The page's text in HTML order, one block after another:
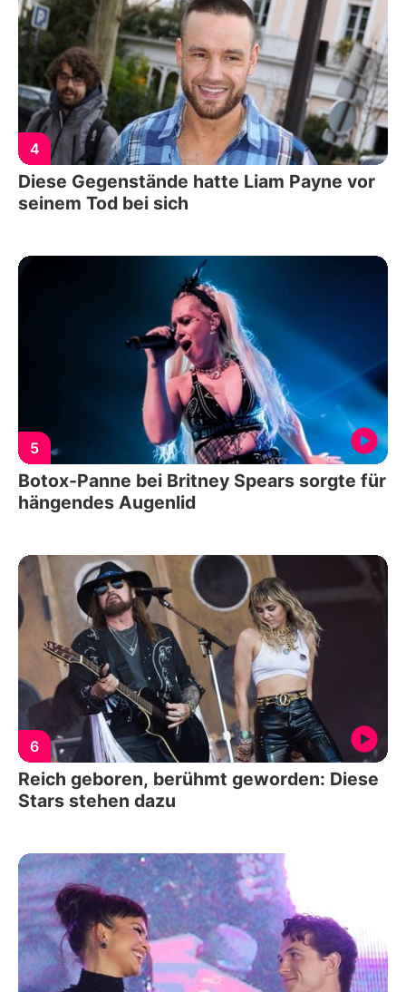
4
Diese Gegenstände hatte Liam Payne vor
seinem Tod bei sich
5
Botox-Panne bei Britney Spears sorgte für
hängendes Augenlid
6
Reich geboren, berühmt geworden: Diese
Stars stehen dazu